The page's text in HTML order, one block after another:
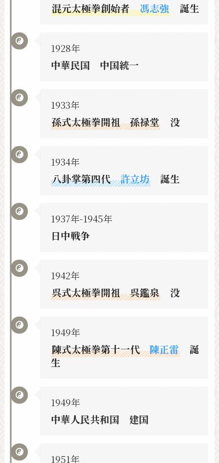
混元太極拳創始者馮志強 誕生
1928年
中華民国 中国統一
1933年
孫式太極拳開祖 孫禄堂 没
1934年
八卦掌第四代許立坊 誕生
1937年-1945年
日中戦争
1942年
呉式太極拳開祖 呉鑑泉 没
1949年
陳式太極拳第十一代陳正雷 誕
生
1949年
中華人民共和国 建国
1951年